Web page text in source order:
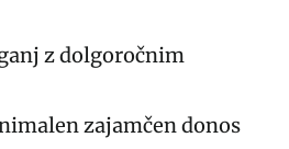
z dolgoročnim
zajamčen donos